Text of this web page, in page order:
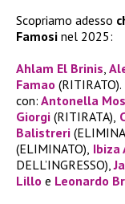
Scopriamo adesso
Famosi nel 2025:
Ahlam El Brinis,
Famao
con: Antonella
Giorgi (RITIRATA),
Balistreri
(ELIMINATO), Ibiza
DELL’INGRESSO),
Lillo e Leonardo